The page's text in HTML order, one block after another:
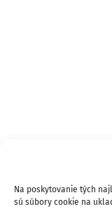
Na poskytovanie tých
sú súbory cookie na